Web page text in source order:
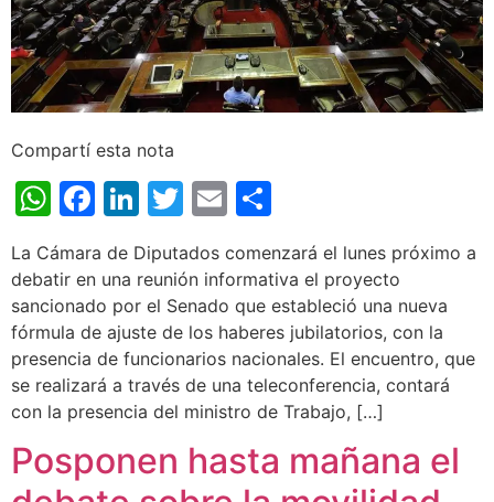
Compartí esta nota
WhatsApp
Facebook
LinkedIn
Twitter
Email
La Cámara de Diputados comenzará el lunes próximo a
debatir en una reunión informativa el proyecto
sancionado por el Senado que estableció una nueva
fórmula de ajuste de los haberes jubilatorios, con la
presencia de funcionarios nacionales. El encuentro, que
se realizará a través de una teleconferencia, contará
con la presencia del ministro de Trabajo, […]
Posponen hasta mañana el